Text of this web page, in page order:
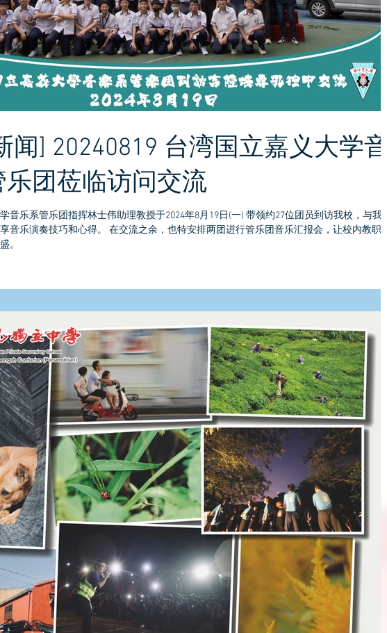
闻] 20240819 台湾国立嘉义大学音
乐团莅临访问交流
音乐系管乐团指挥林士伟助理教授于2024年8月19日(一) 带领约27位团员到访我校，与我校
音乐演奏技巧和心得。 在交流之余，也特安排两团进行管乐团音乐汇报会，让校内教职员
。